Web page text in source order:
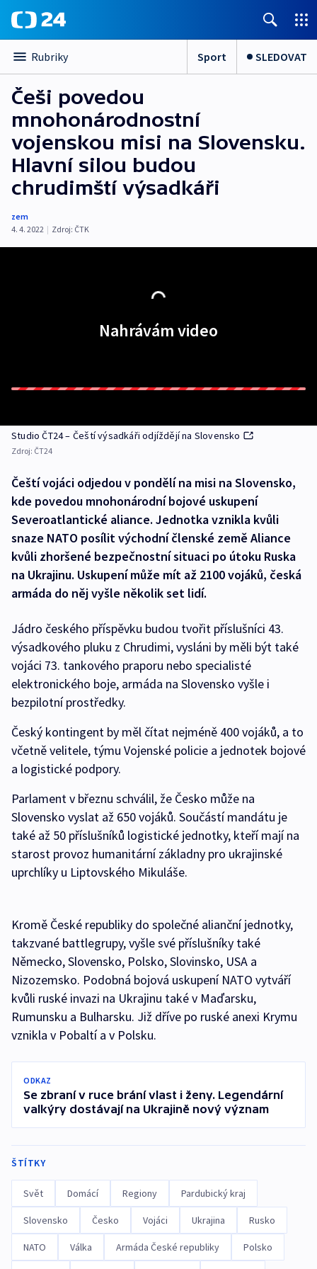
Rubriky Sport SLEDOVAT
Češi povedou
mnohonárodnostní
vojenskou misi na Slovensku.
Hlavní silou budou
chrudimští výsadkáři
zem
4. 4. 2022 | Zdroj: ČTK
Nahrávám video
Studio ČT24 –⁠ Čeští výsadkáři odjíždějí na Slovensko
Zdroj: ČT24
Čeští vojáci odjedou v pondělí na misi na Slovensko,
kde povedou mnohonárodní bojové uskupení
Severoatlantické aliance. Jednotka vznikla kvůli
snaze NATO posílit východní členské země Aliance
kvůli zhoršené bezpečnostní situaci po útoku Ruska
na Ukrajinu. Uskupení může mít až 2100 vojáků, česká
armáda do něj vyšle několik set lidí.
Jádro českého příspěvku budou tvořit příslušníci 43.
výsadkového pluku z Chrudimi, vysláni by měli být také
vojáci 73. tankového praporu nebo specialisté
elektronického boje, armáda na Slovensko vyšle i
bezpilotní prostředky.
Český kontingent by měl čítat nejméně 400 vojáků, a to
včetně velitele, týmu Vojenské policie a jednotek bojové
a logistické podpory.
Parlament v březnu schválil, že Česko může na
Slovensko vyslat až 650 vojáků. Součástí mandátu je
také až 50 příslušníků logistické jednotky, kteří mají na
starost provoz humanitární základny pro ukrajinské
uprchlíky u Liptovského Mikuláše.
Kromě České republiky do společné alianční jednotky,
takzvané battlegrupy, vyšle své příslušníky také
Německo, Slovensko, Polsko, Slovinsko, USA a
Nizozemsko. Podobná bojová uskupení NATO vytváří
kvůli ruské invazi na Ukrajinu také v Maďarsku,
Rumunsku a Bulharsku. Již dříve po ruské anexi Krymu
vznikla v Pobaltí a v Polsku.
ODKAZ
Se zbraní v ruce brání vlast i ženy. Legendární
valkýry dostávají na Ukrajině nový význam
ŠTÍTKY
Svět Domácí Regiony Pardubický kraj
Slovensko Česko Vojáci Ukrajina Rusko
NATO Válka Armáda České republiky Polsko